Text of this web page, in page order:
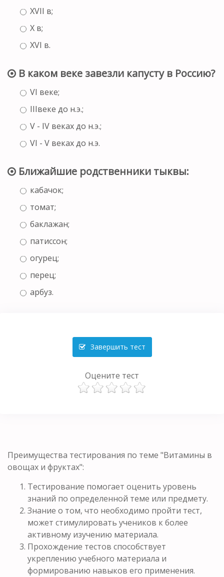
XVII в;
X в;
XVI в.
В каком веке завезли капусту в Россию?
VI веке;
IIIвеке до н.э.;
V - IV веках до н.э.;
VI - V веках до н.э.
Ближайшие родственники тыквы:
кабачок;
томат;
баклажан;
патиссон;
огурец;
перец;
арбуз.
Завершить тест
Оцените тест
Преимущества тестирования по теме "Витамины в
овощах и фруктах":
Тестирование помогает оценить уровень
знаний по определенной теме или предмету.
Знание о том, что необходимо пройти тест,
может стимулировать учеников к более
активному изучению материала.
Прохождение тестов способствует
укреплению учебного материала и
формированию навыков его применения.